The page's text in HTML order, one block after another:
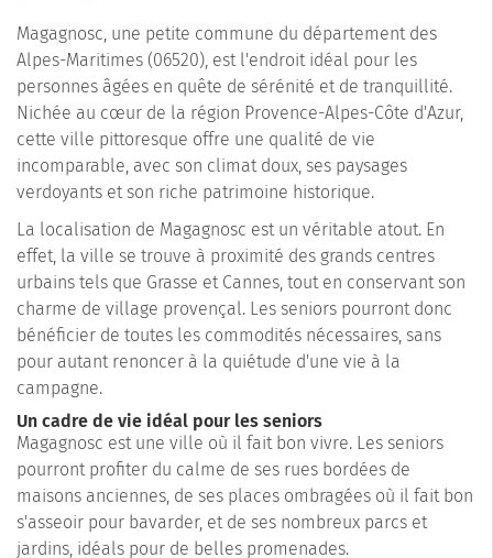
Magagnosc, une petite commune du département des
Alpes-Maritimes (06520), est l'endroit idéal pour les
personnes âgées en quête de sérénité et de tranquillité.
Nichée au cœur de la région Provence-Alpes-Côte d'Azur,
cette ville pittoresque offre une qualité de vie
incomparable, avec son climat doux, ses paysages
verdoyants et son riche patrimoine historique.
La localisation de Magagnosc est un véritable atout. En
effet, la ville se trouve à proximité des grands centres
urbains tels que Grasse et Cannes, tout en conservant son
charme de village provençal. Les seniors pourront donc
bénéficier de toutes les commodités nécessaires, sans
pour autant renoncer à la quiétude d'une vie à la
campagne.
Un cadre de vie idéal pour les seniors
Magagnosc est une ville où il fait bon vivre. Les seniors
pourront profiter du calme de ses rues bordées de
maisons anciennes, de ses places ombragées où il fait bon
s'asseoir pour bavarder, et de ses nombreux parcs et
jardins, idéals pour de belles promenades.